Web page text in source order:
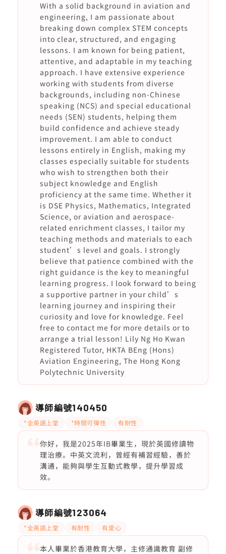
With a solid background in aviation and
engineering, I am passionate about
breaking down complex STEM concepts
into clear, structured, and engaging
lessons. I am known for being patient,
attentive, and adaptable in my teaching
approach. I have extensive experience
working with students from diverse
backgrounds, including non-Chinese
speaking (NCS) and special educational
needs (SEN) students, helping them
build confidence and achieve steady
improvement. I am able to conduct
lessons entirely in English, making my
classes especially suitable for students
who wish to strengthen both their
subject knowledge and English
proficiency at the same time. Whether it
is DSE Physics, Mathematics, Integrated
Science, or aviation and aerospace-
related enrichment classes, I tailor my
teaching methods and materials to each
student’s level and goals. I strongly
believe that patience combined with the
right guidance is the key to meaningful
learning progress. I look forward to being
a supportive partner in your child’s
learning journey and inspiring their
curiosity and love for knowledge. Feel
free to contact me for more details or to
arrange a trial lesson! Lily Ng Ho Kwan
Registered Tutor, HKTA BEng (Hons)
Aviation Engineering, The Hong Kong
Polytechnic University
導師編號140450
*全英語上堂 *時間可彈性 有耐性
你好，我是2025年IB畢業生，現於英國修讀物
理治療。中英文流利，曾經有補習經驗，善於
溝通，能夠與學生互動式教學，提升學習成
效。
導師編號123064
*全英語上堂 有耐性 有愛心
本人畢業於香港教育大學，主修通識教育 副修